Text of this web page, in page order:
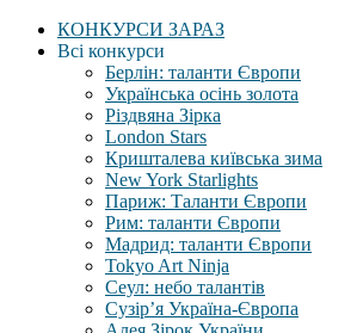
КОНКУРСИ ЗАРАЗ
Всі конкурси
Берлін: таланти Європи
Українська осінь золота
Різдвяна Зірка
London Stars
Кришталева київська зима
New York Starlights
Париж: Таланти Європи
Рим: таланти Європи
Мадрид: таланти Європи
Tokyo Art Ninja
Сеул: небо талантів
Сузір’я Україна-Європа